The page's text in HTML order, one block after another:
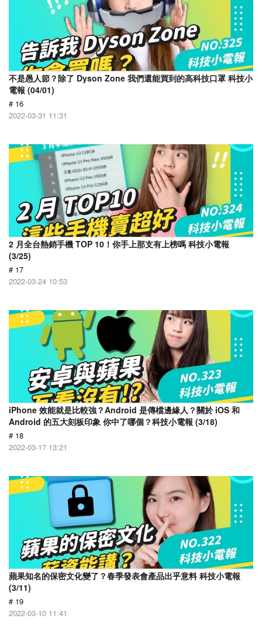
不是愚人節？除了 Dyson Zone 我們還能買到的高科技口罩 科技小
電報 (04/01)
# 16
2022-03-31 11:31
2 月全台熱銷手機 TOP 10！你手上那支有上榜嗎 科技小電報
(3/25)
# 17
2022-03-24 10:53
iPhone 效能就是比較強？Android 是傳檔邊緣人？關於 iOS 和
Android 的五大刻板印象 你中了哪個？科技小電報 (3/18)
# 18
2022-03-17 13:21
蘋果知名的保密文化變了？春季發表會產品出乎意料 科技小電報
(3/11)
# 19
2022-03-10 11:41